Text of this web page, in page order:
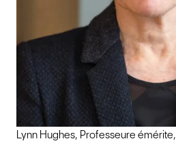
Lynn Hughes, Professeure